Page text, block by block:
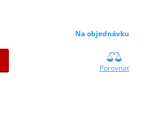
Na objednávku
Porovnať